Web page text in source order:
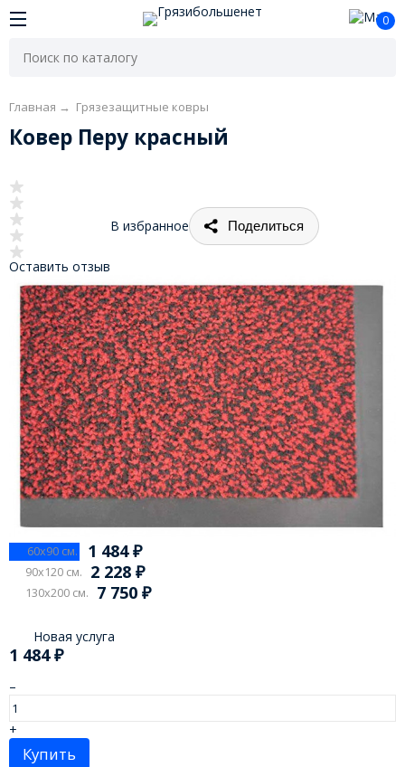
0
Главная → Грязезащитные ковры
Ковер Перу красный
Оставить отзыв
В избранное Поделиться
60x90 см. 1 484₽
90x120 см. 2 228 ₽
130x200 см. 7 750 ₽
Новая услуга
1 484₽
–
+
Купить